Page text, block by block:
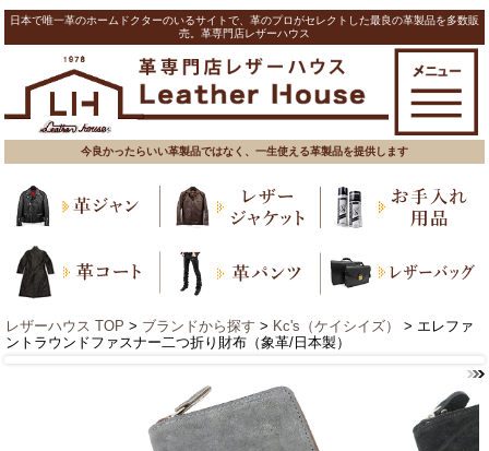
日本で唯一革のホームドクターのいるサイトで、革のプロがセレクトした最良の革製品を多数販
売。革専門店レザーハウス
今良かったらいい革製品ではなく、一生使える革製品を提供します
レザーハウス TOP > ブランドから探す > Kc's（ケイシイズ）
> エレファ
ントラウンドファスナー二つ折り財布（象革/日本製）